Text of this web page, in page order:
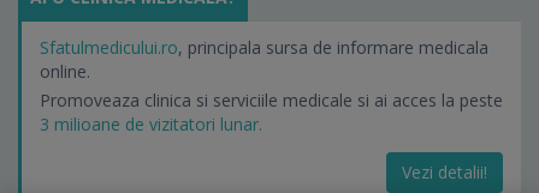
Sfatulmedicului.ro, principala sursa de informare medicala
online.
Promoveaza clinica si serviciile medicale si ai acces la peste
3 milioane de vizitatori lunar.
Vezi detalii!